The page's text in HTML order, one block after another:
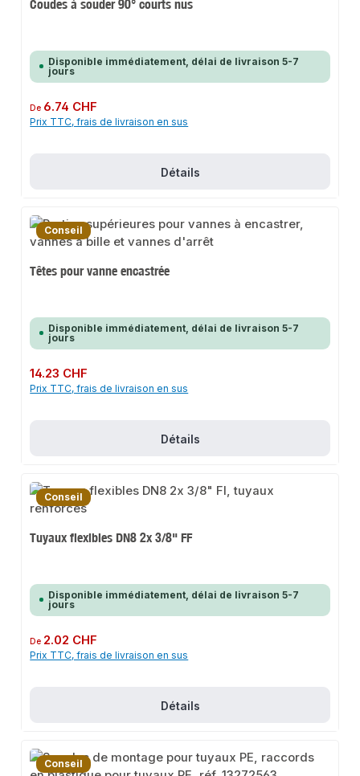
Coudes à souder 90° courts nus
Disponible immédiatement, délai de livraison 5-7
jours
Prix régulier :
De 6.74 CHF
Prix TTC, frais de livraison en sus
Détails
Conseil
Têtes pour vanne encastrée
Disponible immédiatement, délai de livraison 5-7
jours
Prix régulier :
14.23 CHF
Prix TTC, frais de livraison en sus
Détails
Conseil
Tuyaux flexibles DN8 2x 3/8" FF
Disponible immédiatement, délai de livraison 5-7
jours
Prix régulier :
De 2.02 CHF
Prix TTC, frais de livraison en sus
Détails
Conseil